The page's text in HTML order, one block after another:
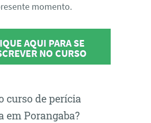
momento.
AQUI PARA SE
NO CURSO
curso de perícia
em Porangaba?